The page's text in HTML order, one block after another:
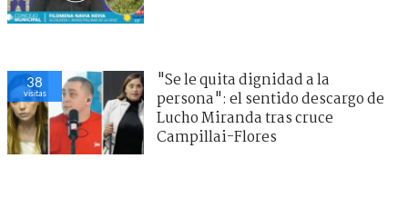
38
visitas
"Se le quita dignidad a la
persona": el sentido descargo de
Lucho Miranda tras cruce
Campillai-Flores